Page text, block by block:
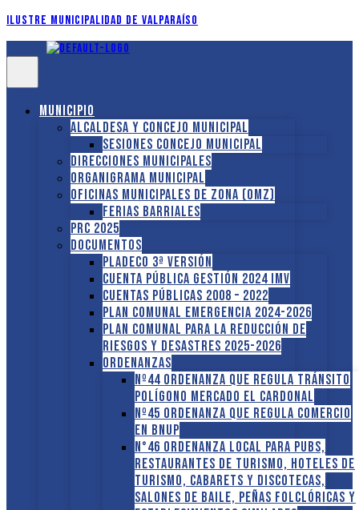
Ilustre Municipalidad de Valparaíso
Municipio
Alcaldesa y Concejo Municipal
Sesiones Concejo Municipal
Direcciones municipales
Organigrama Municipal
Oficinas Municipales de Zona (OMZ)
Ferias Barriales
PRC 2025
Documentos
PLADECO 3ª VERSIÓN
CUENTA PÚBLICA GESTIÓN 2024 IMV
Cuentas Públicas 2008 – 2022
PLAN COMUNAL EMERGENCIA 2024-2026
PLAN COMUNAL PARA LA REDUCCIÓN DE
RIESGOS Y DESASTRES 2025-2026
ORDENANZAS
Nº44 Ordenanza que regula tránsito
Polígono Mercado El Cardonal
Nº45 Ordenanza que regula comercio
en BNUP
N°46 Ordenanza local para pubs,
restaurantes de turismo, hoteles de
turismo, cabarets y discotecas,
salones de baile, peñas folclóricas y